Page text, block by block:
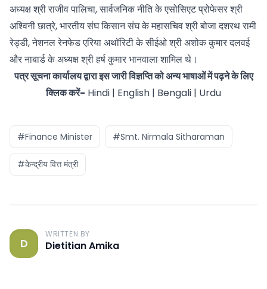
अध्यक्ष श्री राजीव पालिचा, सार्वजनिक नीति के एसोसिएट प्रोफेसर श्री
अश्विनी छात्रे, भारतीय संघ किसान संघ के महासचिव श्री बोजा दशरथ रामी
रेड्डी, नेशनल रेनफेड एरिया अथॉरिटी के सीईओ श्री अशोक कुमार दलवई
और नाबार्ड के अध्यक्ष श्री हर्ष कुमार भानवाला शामिल थे।
पत्र सूचना कार्यालय द्वारा इस जारी विज्ञप्ति को अन्य भाषाओं में पढ़ने के लिए
क्लिक करें- Hindi | English | Bengali | Urdu
#Finance Minister #Smt. Nirmala Sitharaman
#केन्द्रीय वित्त मंत्री
D
WRITTEN BY
Dietitian Amika